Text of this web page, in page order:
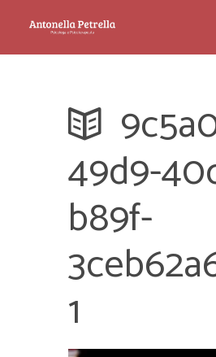
49d9-
b89f-
1